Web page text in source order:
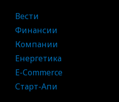
Вести
Финансии
Компании
Енергетика
E-Commerce
Старт-Апи